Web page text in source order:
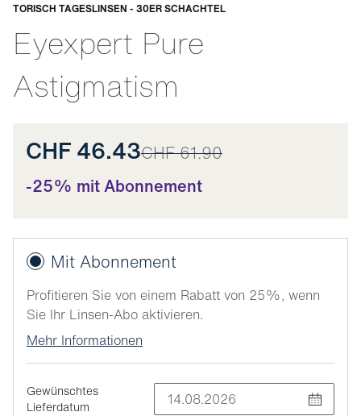
TORISCH TAGESLINSEN - 30ER SCHACHTEL
Eyexpert Pure
Astigmatism
Anpassbar
CHF 46.43CHF 61.90
-25% mit Abonnement
Mit Abonnement
Profitieren Sie von einem Rabatt von 25%, wenn
Sie Ihr Linsen-Abo aktivieren.
Mehr Informationen
Gewünschtes
Lieferdatum